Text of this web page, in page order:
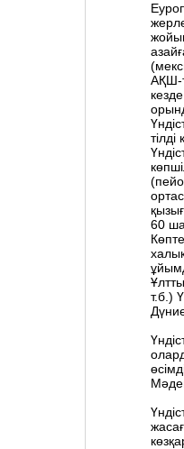
АҚШ-
60
т.б.)